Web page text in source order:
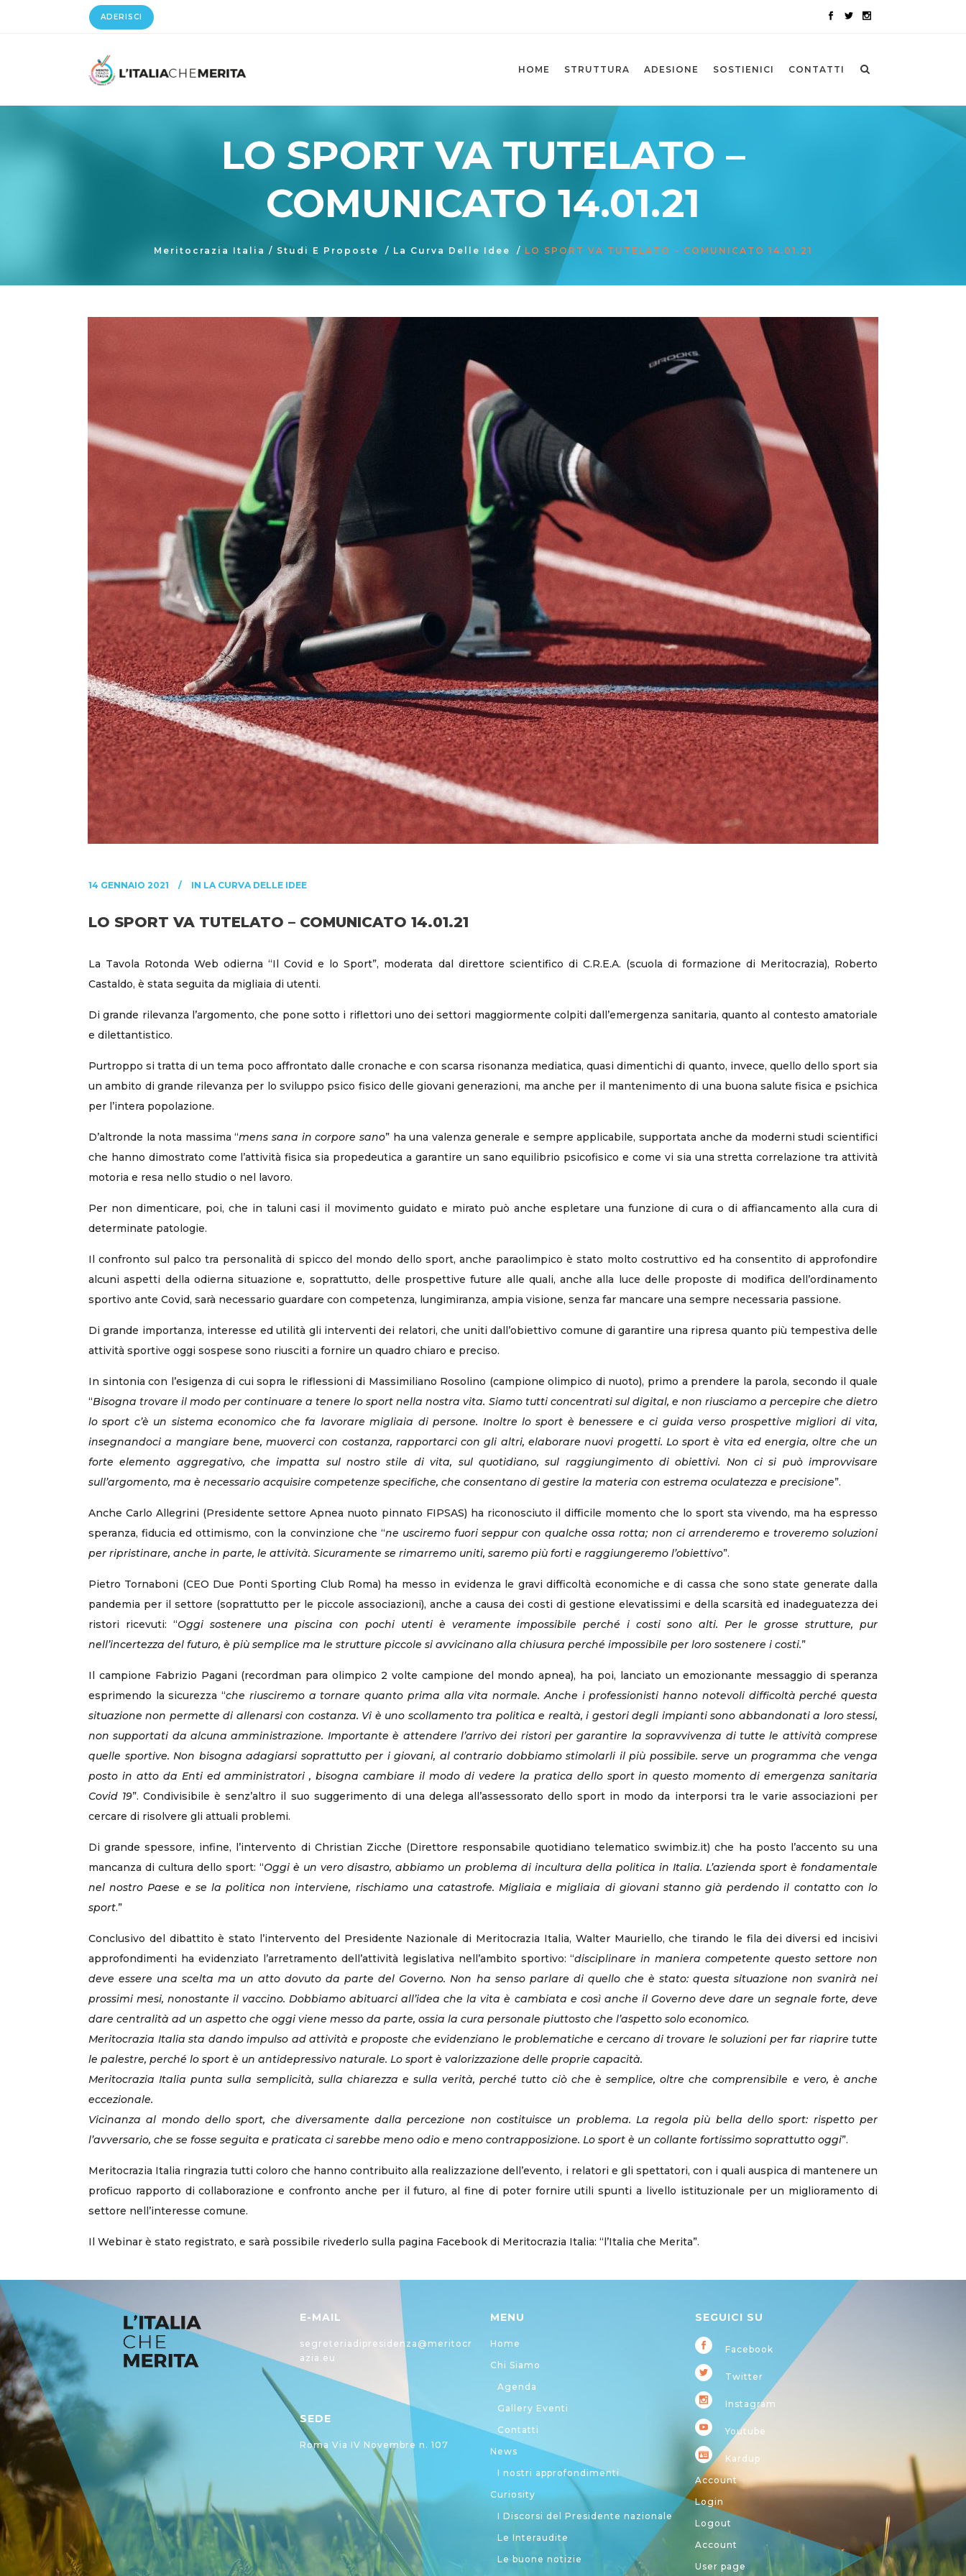
ADERISCI
HOME STRUTTURA ADESIONE SOSTIENICI CONTATTI
LO SPORT VA TUTELATO –
COMUNICATO 14.01.21
Meritocrazia Italia / Studi E Proposte / La Curva Delle Idee / LO SPORT VA TUTELATO – COMUNICATO 14.01.21
14 GENNAIO 2021 IN LA CURVA DELLE IDEE
LO SPORT VA TUTELATO – COMUNICATO 14.01.21
La Tavola Rotonda Web odierna “Il Covid e lo Sport”, moderata dal direttore scientifico di C.R.E.A. (scuola di formazione di Meritocrazia), Roberto
Castaldo, è stata seguita da migliaia di utenti.
Di grande rilevanza l’argomento, che pone sotto i riflettori uno dei settori maggiormente colpiti dall’emergenza sanitaria, quanto al contesto amatoriale
e dilettantistico.
Purtroppo si tratta di un tema poco affrontato dalle cronache e con scarsa risonanza mediatica, quasi dimentichi di quanto, invece, quello dello sport sia
un ambito di grande rilevanza per lo sviluppo psico fisico delle giovani generazioni, ma anche per il mantenimento di una buona salute fisica e psichica
per l’intera popolazione.
D’altronde la nota massima “mens sana in corpore sano” ha una valenza generale e sempre applicabile, supportata anche da moderni studi scientifici
che hanno dimostrato come l’attività fisica sia propedeutica a garantire un sano equilibrio psicofisico e come vi sia una stretta correlazione tra attività
motoria e resa nello studio o nel lavoro.
Per non dimenticare, poi, che in taluni casi il movimento guidato e mirato può anche espletare una funzione di cura o di affiancamento alla cura di
determinate patologie.
Il confronto sul palco tra personalità di spicco del mondo dello sport, anche paraolimpico è stato molto costruttivo ed ha consentito di approfondire
alcuni aspetti della odierna situazione e, soprattutto, delle prospettive future alle quali, anche alla luce delle proposte di modifica dell’ordinamento
sportivo ante Covid, sarà necessario guardare con competenza, lungimiranza, ampia visione, senza far mancare una sempre necessaria passione.
Di grande importanza, interesse ed utilità gli interventi dei relatori, che uniti dall’obiettivo comune di garantire una ripresa quanto più tempestiva delle
attività sportive oggi sospese sono riusciti a fornire un quadro chiaro e preciso.
In sintonia con l’esigenza di cui sopra le riflessioni di Massimiliano Rosolino (campione olimpico di nuoto), primo a prendere la parola, secondo il quale
“Bisogna trovare il modo per continuare a tenere lo sport nella nostra vita. Siamo tutti concentrati sul digital, e non riusciamo a percepire che dietro
lo sport c’è un sistema economico che fa lavorare migliaia di persone. Inoltre lo sport è benessere e ci guida verso prospettive migliori di vita,
insegnandoci a mangiare bene, muoverci con costanza, rapportarci con gli altri, elaborare nuovi progetti. Lo sport è vita ed energia, oltre che un
forte elemento aggregativo, che impatta sul nostro stile di vita, sul quotidiano, sul raggiungimento di obiettivi. Non ci si può improvvisare
sull’argomento, ma è necessario acquisire competenze specifiche, che consentano di gestire la materia con estrema oculatezza e precisione”.
Anche Carlo Allegrini (Presidente settore Apnea nuoto pinnato FIPSAS) ha riconosciuto il difficile momento che lo sport sta vivendo, ma ha espresso
speranza, fiducia ed ottimismo, con la convinzione che “ne usciremo fuori seppur con qualche ossa rotta; non ci arrenderemo e troveremo soluzioni
per ripristinare, anche in parte, le attività. Sicuramente se rimarremo uniti, saremo più forti e raggiungeremo l’obiettivo”.
Pietro Tornaboni (CEO Due Ponti Sporting Club Roma) ha messo in evidenza le gravi difficoltà economiche e di cassa che sono state generate dalla
pandemia per il settore (soprattutto per le piccole associazioni), anche a causa dei costi di gestione elevatissimi e della scarsità ed inadeguatezza dei
ristori ricevuti: “Oggi sostenere una piscina con pochi utenti è veramente impossibile perché i costi sono alti. Per le grosse strutture, pur
nell’incertezza del futuro, è più semplice ma le strutture piccole si avvicinano alla chiusura perché impossibile per loro sostenere i costi.”
Il campione Fabrizio Pagani (recordman para olimpico 2 volte campione del mondo apnea), ha poi, lanciato un emozionante messaggio di speranza
esprimendo la sicurezza “che riusciremo a tornare quanto prima alla vita normale. Anche i professionisti hanno notevoli difficoltà perché questa
situazione non permette di allenarsi con costanza. Vi è uno scollamento tra politica e realtà, i gestori degli impianti sono abbandonati a loro stessi,
non supportati da alcuna amministrazione. Importante è attendere l’arrivo dei ristori per garantire la sopravvivenza di tutte le attività comprese
quelle sportive. Non bisogna adagiarsi soprattutto per i giovani, al contrario dobbiamo stimolarli il più possibile. serve un programma che venga
posto in atto da Enti ed amministratori , bisogna cambiare il modo di vedere la pratica dello sport in questo momento di emergenza sanitaria
Covid 19”. Condivisibile è senz’altro il suo suggerimento di una delega all’assessorato dello sport in modo da interporsi tra le varie associazioni per
cercare di risolvere gli attuali problemi.
Di grande spessore, infine, l’intervento di Christian Zicche (Direttore responsabile quotidiano telematico swimbiz.it) che ha posto l’accento su una
mancanza di cultura dello sport: “Oggi è un vero disastro, abbiamo un problema di incultura della politica in Italia. L’azienda sport è fondamentale
nel nostro Paese e se la politica non interviene, rischiamo una catastrofe. Migliaia e migliaia di giovani stanno già perdendo il contatto con lo
sport.”
Conclusivo del dibattito è stato l’intervento del Presidente Nazionale di Meritocrazia Italia, Walter Mauriello, che tirando le fila dei diversi ed incisivi
approfondimenti ha evidenziato l’arretramento dell’attività legislativa nell’ambito sportivo: “disciplinare in maniera competente questo settore non
deve essere una scelta ma un atto dovuto da parte del Governo. Non ha senso parlare di quello che è stato: questa situazione non svanirà nei
prossimi mesi, nonostante il vaccino. Dobbiamo abituarci all’idea che la vita è cambiata e così anche il Governo deve dare un segnale forte, deve
dare centralità ad un aspetto che oggi viene messo da parte, ossia la cura personale piuttosto che l’aspetto solo economico.
Meritocrazia Italia sta dando impulso ad attività e proposte che evidenziano le problematiche e cercano di trovare le soluzioni per far riaprire tutte
le palestre, perché lo sport è un antidepressivo naturale. Lo sport è valorizzazione delle proprie capacità.
Meritocrazia Italia punta sulla semplicità, sulla chiarezza e sulla verità, perché tutto ciò che è semplice, oltre che comprensibile e vero, è anche
eccezionale.
Vicinanza al mondo dello sport, che diversamente dalla percezione non costituisce un problema. La regola più bella dello sport: rispetto per
l’avversario, che se fosse seguita e praticata ci sarebbe meno odio e meno contrapposizione. Lo sport è un collante fortissimo soprattutto oggi”.
Meritocrazia Italia ringrazia tutti coloro che hanno contribuito alla realizzazione dell’evento, i relatori e gli spettatori, con i quali auspica di mantenere un
proficuo rapporto di collaborazione e confronto anche per il futuro, al fine di poter fornire utili spunti a livello istituzionale per un miglioramento di
settore nell’interesse comune.
Il Webinar è stato registrato, e sarà possibile rivederlo sulla pagina Facebook di Meritocrazia Italia: “l’Italia che Merita”.
E-MAIL
segreteriadipresidenza@meritocr
azia.eu
SEDE
Roma Via IV Novembre n. 107
MENU
Home
Chi Siamo
Agenda
Gallery Eventi
Contatti
News
I nostri approfondimenti
Curiosity
I Discorsi del Presidente nazionale
Le Interaudite
Le buone notizie
SEGUICI SU
Facebook
Twitter
Instagram
Youtube
Kardup
Account
Login
Logout
Account
User page